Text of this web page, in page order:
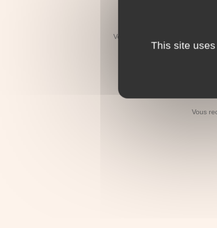
Vous recherchez le décès d'un
Vous
Vous
This site